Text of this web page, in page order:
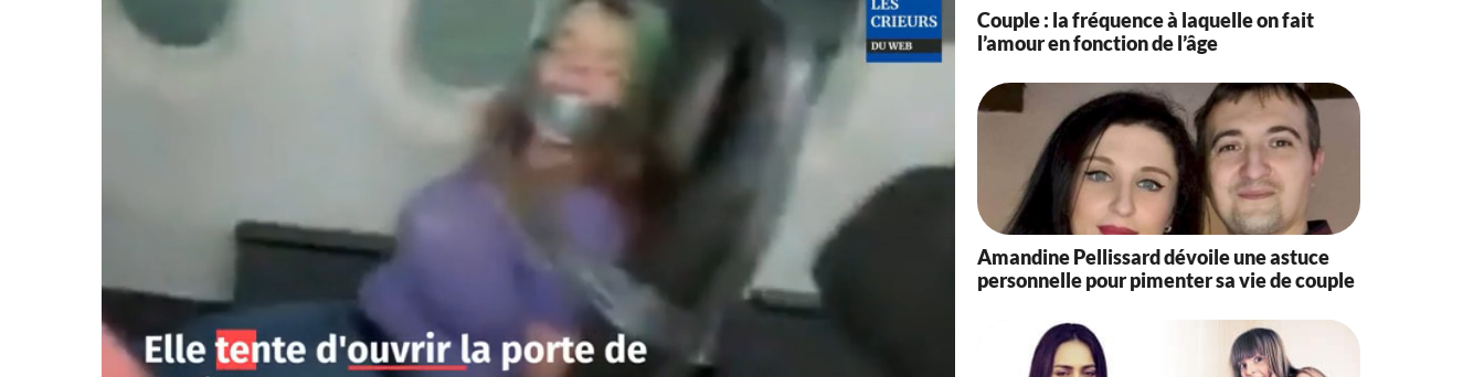
9
à
Couple : la fréquence à laquelle on fait
l’amour en fonction de l’âge
Amandine Pellissard dévoile une astuce
personnelle pour pimenter sa vie de couple